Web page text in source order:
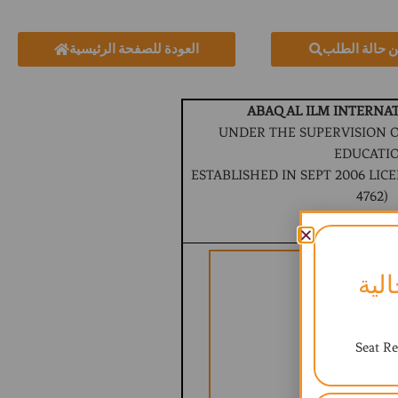
العودة للصفحة الرئيسية حالة الطلب
ABAQ AL ILM
UNDER THE SUPERVISION
ESTABLISHED IN SEPT 2006
4762)
BRITISH